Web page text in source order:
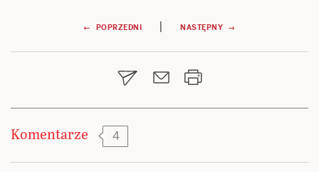
Nawigacja
wpisu
← POPRZEDNI | NASTĘPNY →
Komentarze 4